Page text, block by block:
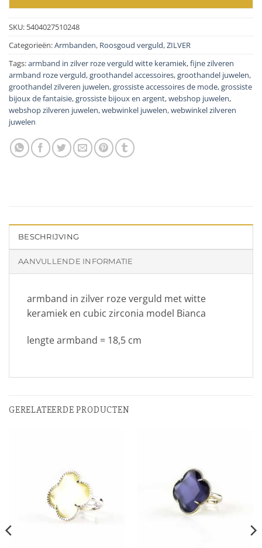
SKU: 5404027510248
Categorieën:Armbanden, Roosgoud verguld,ZILVER
Tags:armband in zilver roze verguld witte keramiek,fijne zilveren
armband roze verguld,groothandel accessoires,groothandel juwelen,
groothandel zilveren juwelen,grossiste accessoires de mode,grossiste
bijoux de fantaisie,grossiste bijoux en argent,webshop juwelen,
webshop zilveren juwelen,webwinkel juwelen,webwinkel zilveren
juwelen
BESCHRIJVING
AANVULLENDE INFORMATIE
armband in zilver roze verguld met witte
keramiek en cubic zirconia model Bianca
lengte armband = 18,5 cm
GERELATEERDE PRODUCTEN